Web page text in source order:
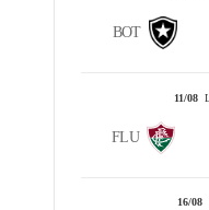
BOT
11/08
FLU
16/08